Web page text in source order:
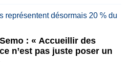
: « Accueillir des
n’est pas juste poser un